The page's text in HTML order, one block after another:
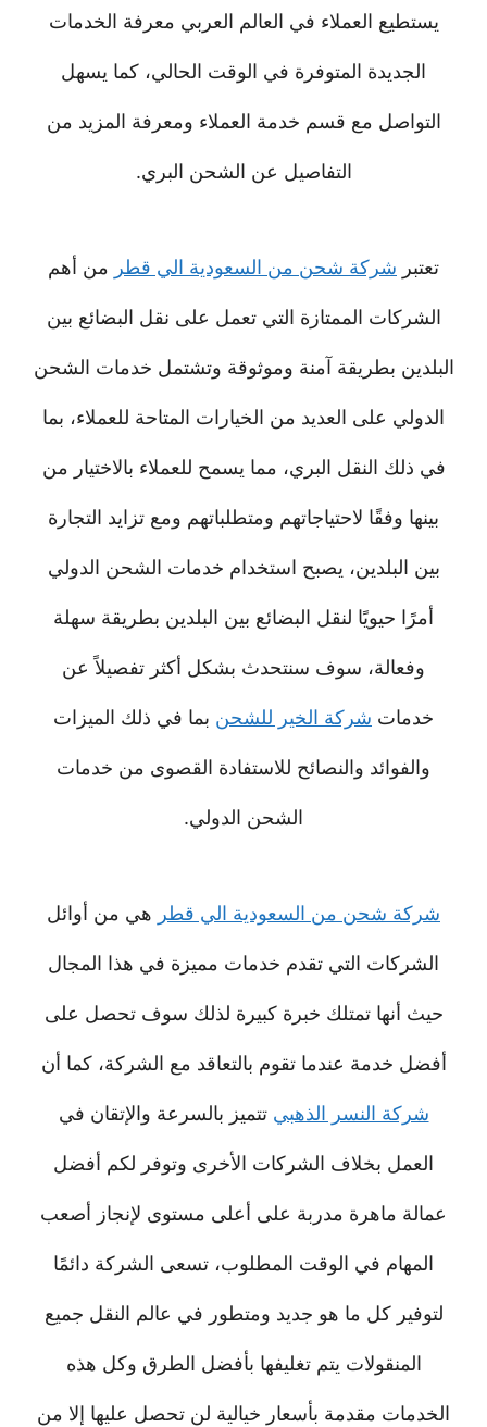
يستطيع العملاء في العالم العربي معرفة الخدمات
الجديدة المتوفرة في الوقت الحالي، كما يسهل
التواصل مع قسم خدمة العملاء ومعرفة المزيد من
التفاصيل عن الشحن البري.
تعتبر شركة شحن من السعودية الي قطر من أهم
الشركات الممتازة التي تعمل على نقل البضائع بين
البلدين بطريقة آمنة وموثوقة وتشتمل خدمات الشحن
الدولي على العديد من الخيارات المتاحة للعملاء، بما
في ذلك النقل البري، مما يسمح للعملاء بالاختيار من
بينها وفقًا لاحتياجاتهم ومتطلباتهم ومع تزايد التجارة
بين البلدين، يصبح استخدام خدمات الشحن الدولي
أمرًا حيويًا لنقل البضائع بين البلدين بطريقة سهلة
وفعالة، سوف سنتحدث بشكل أكثر تفصيلاً عن
خدمات شركة الخير للشحن بما في ذلك الميزات
والفوائد والنصائح للاستفادة القصوى من خدمات
الشحن الدولي.
شركة شحن من السعودية الي قطر هي من أوائل
الشركات التي تقدم خدمات مميزة في هذا المجال
حيث أنها تمتلك خبرة كبيرة لذلك سوف تحصل على
أفضل خدمة عندما تقوم بالتعاقد مع الشركة، كما أن
شركة النسر الذهبي تتميز بالسرعة والإتقان في
العمل بخلاف الشركات الأخرى وتوفر لكم أفضل
عمالة ماهرة مدربة على أعلى مستوى لإنجاز أصعب
المهام في الوقت المطلوب، تسعى الشركة دائمًا
لتوفير كل ما هو جديد ومتطور في عالم النقل جميع
المنقولات يتم تغليفها بأفضل الطرق وكل هذه
الخدمات مقدمة بأسعار خيالية لن تحصل عليها إلا من